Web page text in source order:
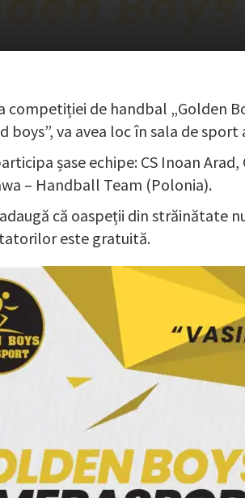
competiției de handbal „Golden
boys”, va avea loc în sala de sport
șase echipe: CS Inoan Arad,
– Handball Team (Polonia).
că oaspeții din străinătate
este gratuită.